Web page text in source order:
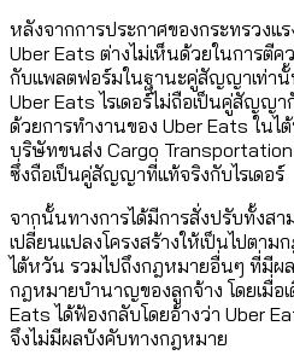
หลังจากการประกาศของกระทรวงแ
Uber Eats ต่างไม่เห็นด้วยในการตี
กับแพลตฟอร์มในฐานะคู่สัญญาเท่านั้
Uber Eats ไรเดอร์ไม่ถือเป็นคู่สัญญ
ด้วยการทำงานของ Uber Eats ในไ
บริษัทขนส่ง Cargo
ซึ่งถือเป็นคู่สัญญาที่แท้จริงกับไรเดอร์
จากนั้นทางการได้มีการสั่งปรับทั้งส
เปลี่ยนแปลงโครงสร้างให้เป็นไปตา
ไต้หวัน รวมไปถึงกฎหมายอื่นๆ ที่มีผล
กฎหมายบำนาญของลูกจ้าง โดยเมื่อ
Eats ได้ฟ้องกลับโดยอ้างว่า Uber
จึงไม่มีผลบังคับทางกฎหมาย